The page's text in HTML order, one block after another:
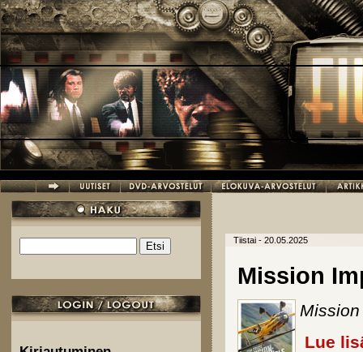
Hyppää pääsisältöön
Hakulomake
Tiistai - 20.05.2025
Mission
Lue